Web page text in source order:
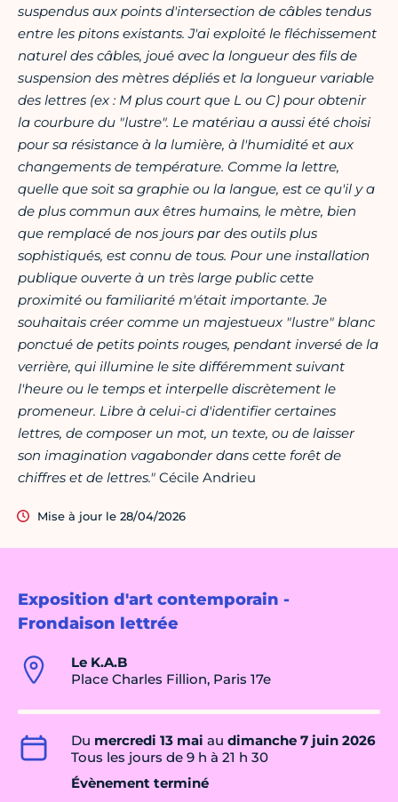
Exposition d'art contemporain -
Frondaison lettrée
Le K.A.B
Place Charles Fillion, Paris 17e
Du mercredi 13 mai au dimanche 7 juin 2026
Tous les jours de 9 h à 21 h 30
Évènement terminé
suspendus aux points d'intersection de câbles tendus
entre les pitons existants. J'ai exploité le fléchissement
naturel des câbles, joué avec la longueur des fils de
suspension des mètres dépliés et la longueur variable
des lettres (ex : M plus court que L ou C) pour obtenir
la courbure du "lustre". Le matériau a aussi été choisi
pour sa résistance à la lumière, à l'humidité et aux
changements de température. Comme la lettre,
quelle que soit sa graphie ou la langue, est ce qu'il y a
de plus commun aux êtres humains, le mètre, bien
que remplacé de nos jours par des outils plus
sophistiqués, est connu de tous. Pour une installation
publique ouverte à un très large public cette
proximité ou familiarité m'était importante. Je
souhaitais créer comme un majestueux "lustre" blanc
ponctué de petits points rouges, pendant inversé de la
verrière, qui illumine le site différemment suivant
l'heure ou le temps et interpelle discrètement le
promeneur. Libre à celui-ci d'identifier certaines
lettres, de composer un mot, un texte, ou de laisser
son imagination vagabonder dans cette forêt de
chiffres et de lettres." Cécile Andrieu
Mise à jour le 28/04/2026